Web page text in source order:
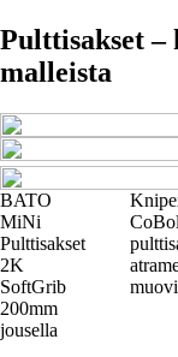
Pulttisakset –
malleista
BATO
MiNi
Pulttisakset
2K
SoftGrib
200mm
jousella